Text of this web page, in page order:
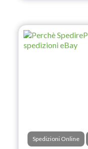
Spedizioni Online